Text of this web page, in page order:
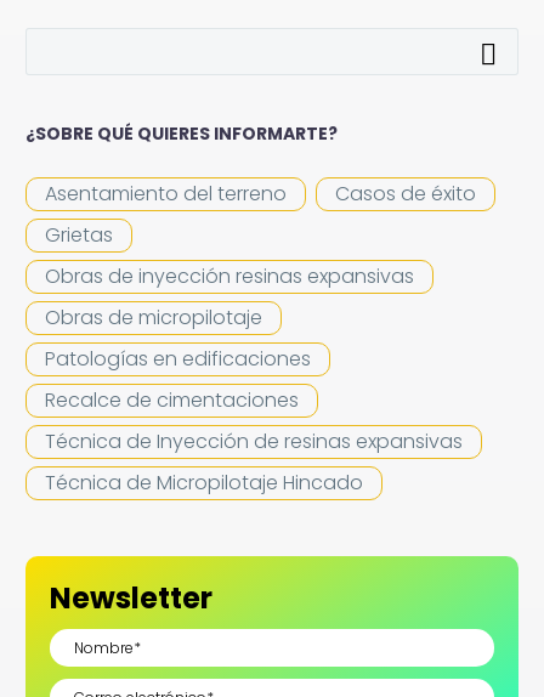
¿SOBRE QUÉ QUIERES INFORMARTE?
Asentamiento del terreno
Casos de éxito
Grietas
Obras de inyección resinas expansivas
Obras de micropilotaje
Patologías en edificaciones
Recalce de cimentaciones
Técnica de Inyección de resinas expansivas
Técnica de Micropilotaje Hincado
Newsletter